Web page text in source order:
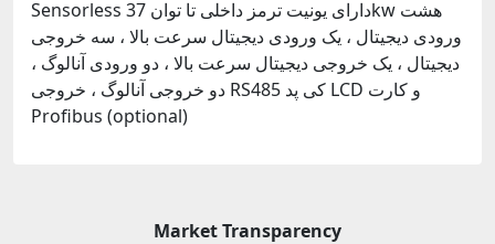
Sensorless دارای یونیت ترمز داخلی تا توان 37kw هشت
ورودی دیجیتال ، یک ورودی دیجیتال سرعت بالا ، سه خروجی
دیجیتال ، یک خروجی دیجیتال سرعت بالا ، دو ورودی آنالوگ ،
دو خروجی آنالوگ ، خروجی RS485 کی پد LCD و کارت
Profibus (optional)
Market Transparency